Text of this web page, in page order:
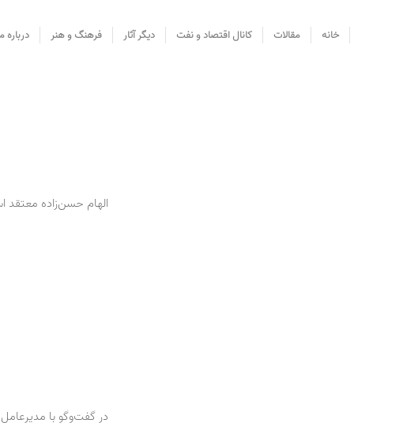
خانه مقالات کانال اقتصاد و نفت دیگر آثار فرهنگ و هنر درباره
الهام حسن‌زاده